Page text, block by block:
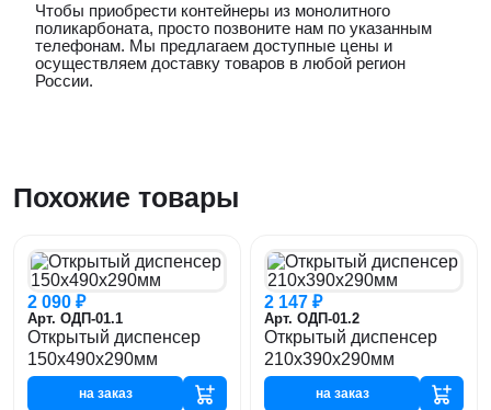
Чтобы приобрести контейнеры из монолитного
поликарбоната, просто позвоните нам по указанным
телефонам. Мы предлагаем доступные цены и
осуществляем доставку товаров в любой регион
России.
Похожие товары
2 090 ₽
Арт. ОДП-01.1
Открытый диспенсер
150х490х290мм
на заказ
2 147 ₽
Арт. ОДП-01.2
Открытый диспенсер
210х390х290мм
на заказ